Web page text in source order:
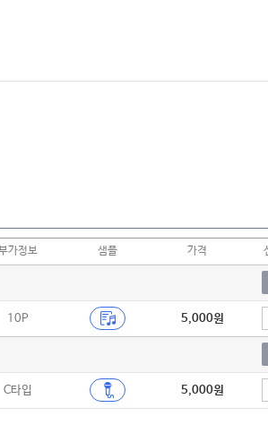
가정보 샘플 가격
10P 5,000원
C타입 5,000원